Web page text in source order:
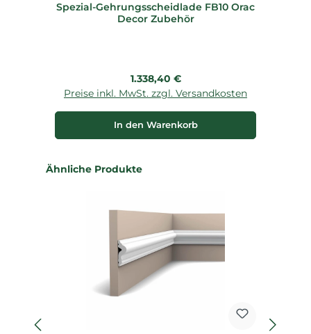
Spezial-Gehrungsscheidlade FB10 Orac
Decor Zubehör
Regulärer Preis:
1.338,40 €
Preise inkl. MwSt. zzgl. Versandkosten
In den Warenkorb
Produktgalerie überspringen
Ähnliche Produkte